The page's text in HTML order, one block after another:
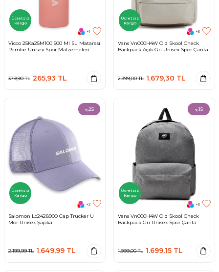
Ücretsiz
Kargo
+1
Vicco 25Ka25M100 500 Ml Su Matarası
Pembe Unisex Spor Malzemeleri
379,90TL 265,93 TL
Ücretsiz
Kargo
+5
Vans Vn000H4W Old Skool Check
Backpack Açık Gri Unisex Spor Çanta
2.399,00TL 1.679,30 TL
%25
Ücretsiz
Kargo
+2
Salomon Lc2428900 Cap Trucker U
Mor Unisex Şapka
2.199,99TL 1.649,99 TL
%15
Ücretsiz
Kargo
+5
Vans Vn000H4W Old Skool Check
Backpack Gri Unisex Spor Çanta
1.999,00TL 1.699,15 TL